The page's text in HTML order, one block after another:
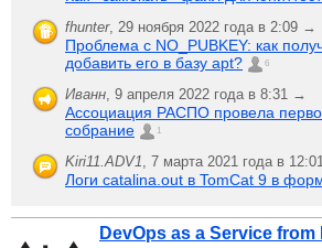
fhunter, 29 ноября 2022 года в 2:09 →
Проблема с NO_PUBKEY: как
добавить его в базу apt?
6
Иванн, 9 апреля 2022 года в 8:31 →
Ассоциация РАСПО провела
собрание
1
Kiri11.ADV1, 7 марта 2021 года в
Логи catalina.out в TomCat 9 в
DevOps as a Service from